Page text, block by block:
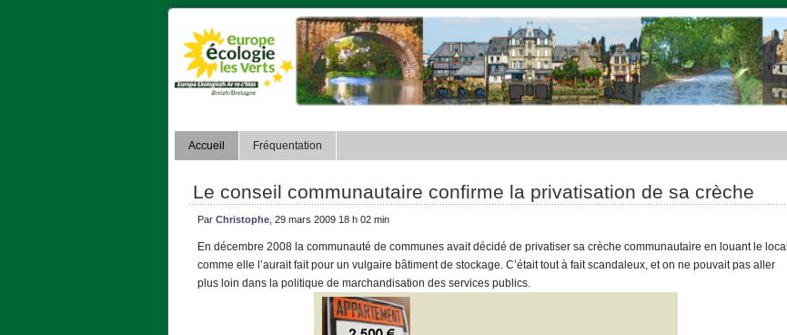
Accueil Fréquentation
Le conseil communautaire confirme la privatisation de sa crèche
Par Christophe , 29 mars 2009 18 h 02 min
En décembre 2008 la communauté de communes avait décidé de privatiser sa crèche communautaire en louant le local
comme elle l’aurait fait pour un vulgaire bâtiment de stockage. C’était tout à fait scandaleux, et on ne pouvait pas aller
plus loin dans la politique de marchandisation des services publics.